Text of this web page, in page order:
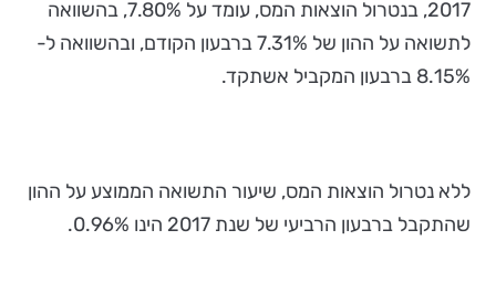
2017, בנטרול הוצאות המס, עומד על 7.80%, בהשוואה
לתשואה על ההון של 7.31% ברבעון הקודם, ובהשוואה ל-
8.15% ברבעון המקביל אשתקד.
ללא נטרול הוצאות המס, שיעור התשואה הממוצע על ההון
שהתקבל ברבעון הרביעי של שנת 2017 הינו 0.96%.